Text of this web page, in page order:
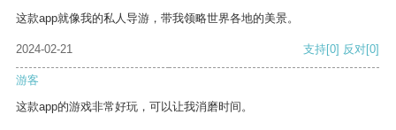
这款app就像我的私人导游，带我领略世界各地的美景。
2024-02-21 支持[0] 反对[0]
游客
这款app的游戏非常好玩，可以让我消磨时间。